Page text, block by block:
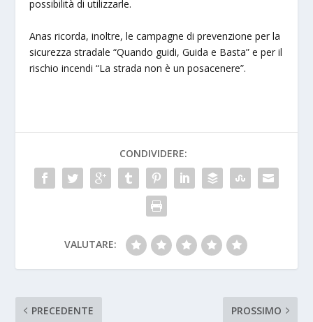
possibilità di utilizzarle.
Anas ricorda, inoltre, le campagne di prevenzione per la
sicurezza stradale “Quando guidi, Guida e Basta” e per il
rischio incendi “La strada non è un posacenere”.
CONDIVIDERE:
VALUTARE:
PRECEDENTE PROSSIMO